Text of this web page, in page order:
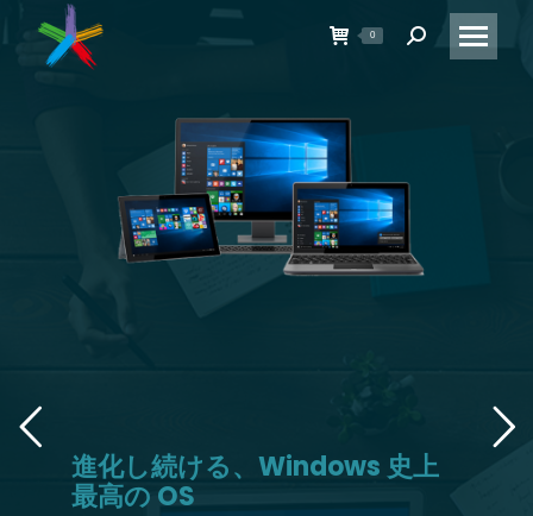
0 Search:
進化し続ける、Windows 史上
最高の OS